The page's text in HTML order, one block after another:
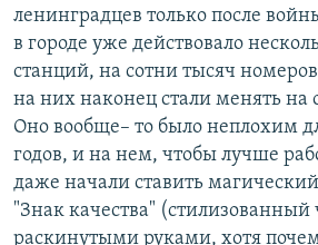
ленинградцев только после
в городе уже действовало
станций, на сотни тысяч
на них наконец стали менять на
Оно вообще– то было неплохим
годов, и на нем, чтобы лучше
даже начали ставить
"Знак качества" (стилизованный
раскинутыми руками, хотя